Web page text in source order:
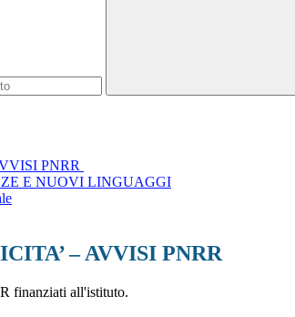
PNRR
E NUOVI LINGUAGGI
– AVVISI PNRR
finanziati all'istituto.